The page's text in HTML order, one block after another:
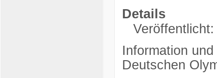
Details
Information
Deutschen